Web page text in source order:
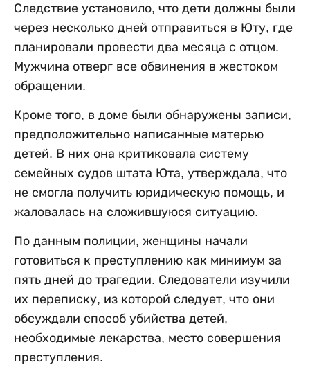
Следствие установило, что дети должны были
через несколько дней отправиться в Юту, где
планировали провести два месяца с отцом.
Мужчина отверг все обвинения в жестоком
обращении.
Кроме того, в доме были обнаружены записи,
предположительно написанные матерью
детей. В них она критиковала систему
семейных судов штата Юта, утверждала, что
не смогла получить юридическую помощь, и
жаловалась на сложившуюся ситуацию.
По данным полиции, женщины начали
готовиться к преступлению как минимум за
пять дней до трагедии. Следователи изучили
их переписку, из которой следует, что они
обсуждали способ убийства детей,
необходимые лекарства, место совершения
преступления.